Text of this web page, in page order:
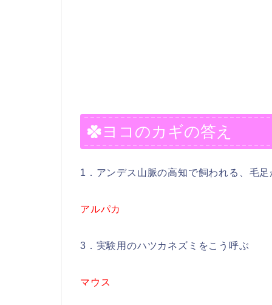
ヨコのカギの答え
1．アンデス山脈の高知で飼われる、毛
アルパカ
3．実験用のハツカネズミをこう呼ぶ
マウス